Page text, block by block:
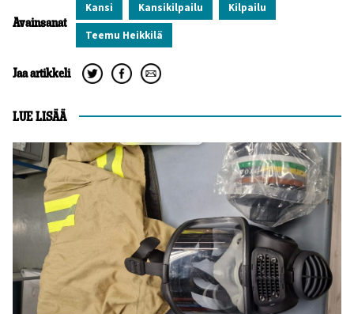
Avainsanat
Kansi Kansikilpailu Kilpailu
Teemu Heikkilä
Jaa artikkeli
LUE LISÄÄ